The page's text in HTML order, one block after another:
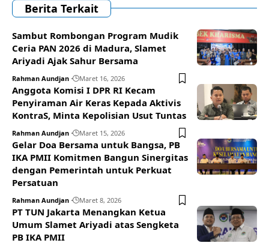
Berita Terkait
Sambut Rombongan Program Mudik
Ceria PAN 2026 di Madura, Slamet
Ariyadi Ajak Sahur Bersama
Rahman Aundjan Maret 16, 2026
Anggota Komisi I DPR RI Kecam
Penyiraman Air Keras Kepada Aktivis
KontraS, Minta Kepolisian Usut Tuntas
Rahman Aundjan Maret 15, 2026
Gelar Doa Bersama untuk Bangsa, PB
IKA PMII Komitmen Bangun Sinergitas
dengan Pemerintah untuk Perkuat
Persatuan
Rahman Aundjan Maret 8, 2026
PT TUN Jakarta Menangkan Ketua
Umum Slamet Ariyadi atas Sengketa
PB IKA PMII